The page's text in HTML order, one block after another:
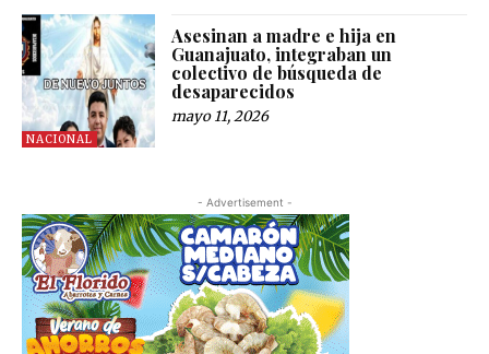
NACIONAL
Asesinan a madre e hija en
Guanajuato, integraban un
colectivo de búsqueda de
desaparecidos
mayo 11, 2026
- Advertisement -